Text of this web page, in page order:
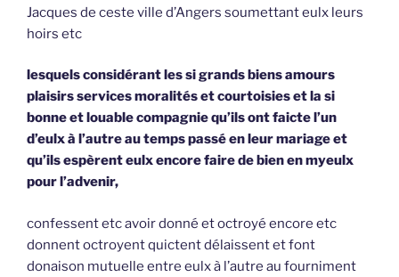
Jacques de ceste ville d’Angers soumettant eulx leurs
hoirs etc
lesquels considérant les si grands biens amours
plaisirs services moralités et courtoisies et la si
bonne et louable compagnie qu’ils ont faicte l’un
d’eulx à l’autre au temps passé en leur mariage et
qu’ils espèrent eulx encore faire de bien en myeulx
pour l’advenir,
confessent etc avoir donné et octroyé encore etc
donnent octroyent quictent délaissent et font
donaison mutuelle entre eulx à l’autre au fourniment